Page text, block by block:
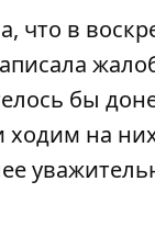
что в
бы
на